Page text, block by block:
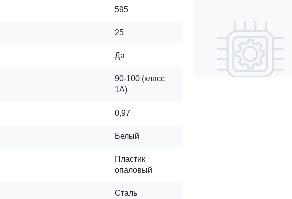
595
25
Да
90-100 (класс
1A)
0,97
Белый
Пластик
опаловый
Сталь